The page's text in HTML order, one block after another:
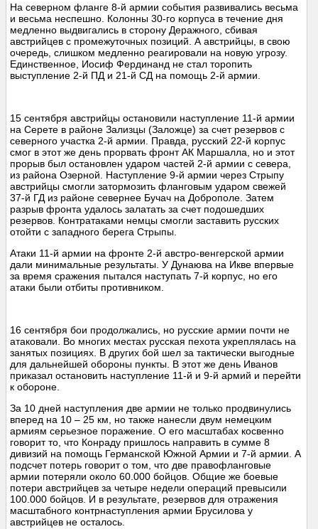
На северном фланге 8-й армии события развивались весьма
и весьма неспешно. Колонны 30-го корпуса в течение дня
медленно выдвигались в сторону Деражного, сбивая
австрийцев с промежуточных позиций. А австрийцы, в свою
очередь, слишком медленно реагировали на новую угрозу.
Единственное, Иосиф Фердинанд не стал торопить
выступление 2-й ПД и 21-й СД на помощь 2-й армии.
15 сентября австрийцы остановили наступление 11-й армии
на Серете в районе Зализцы (Заложце) за счет резервов с
северного участка 2-й армии. Правда, русский 22-й корпус
смог в этот же день прорвать фронт АК Маршалла, но и этот
прорыв был остановлен ударом частей 2-й армии с севера,
из района Озерной. Наступление 9-й армии через Стрыпу
австрийцы смогли затормозить фланговым ударом свежей
37-й ГД из районе севернее Бучач на Доброполе. Затем
разрыв фронта удалось залатать за счет подошедших
резервов. Контратаками немцы смогли заставить русских
отойти с западного берега Стрыпы.
Атаки 11-й армии на фронте 2-й австро-венгерской армии
дали минимальные результаты. У Дунаюва на Икве впервые
за время сражения пытался наступать 7-й корпус, но его
атаки были отбиты противником.
16 сентября бои продолжались, но русские армии почти не
атаковали. Во многих местах русская пехота укреплялась на
занятых позициях. В других бой шел за тактически выгодные
для дальнейшей обороны пункты. В этот же день Иванов
приказал остановить наступление 11-й и 9-й армий и перейти
к обороне.
За 10 дней наступления две армии не только продвинулись
вперед на 10 – 25 км, но также нанесли двум немецким
армиям серьезное поражение. О его масштабах косвенно
говорит то, что Конраду пришлось направить в сумме 8
дивизий на помощь Германской Южной Армии и 7-й армии. А
подсчет потерь говорит о том, что две правофланговые
армии потеряли около 60.000 бойцов. Общие же боевые
потери австрийцев за четыре недели операций превысили
100.000 бойцов. И в результате, резервов для отражения
масштабного контрнаступления армии Брусилова у
австрийцев не осталось.